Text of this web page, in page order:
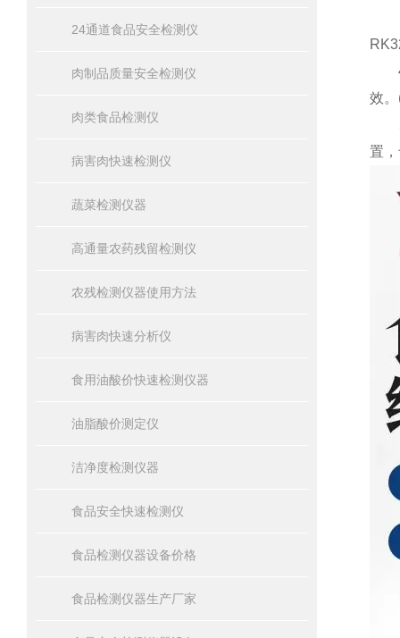
24通道食品安全检测仪
肉制品质量安全检测仪
肉类食品检测仪
病害肉快速检测仪
蔬菜检测仪器
高通量农药残留检测仪
农残检测仪器使用方法
病害肉快速分析仪
食用油酸价快速检测仪器
油脂酸价测定仪
洁净度检测仪器
食品安全快速检测仪
食品检测仪器设备价格
食品检测仪器生产厂家
4
效
置